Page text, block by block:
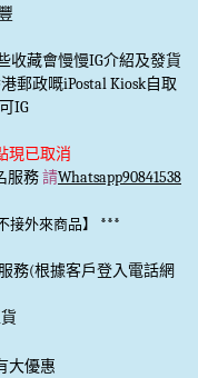
收藏會慢慢IG介紹及發貨
郵政嘅iPostal Kiosk自取
IG
現已取消
服務請Whatsapp90841538
接外來商品】 ***
務(根據客戶登入電話網
大優惠